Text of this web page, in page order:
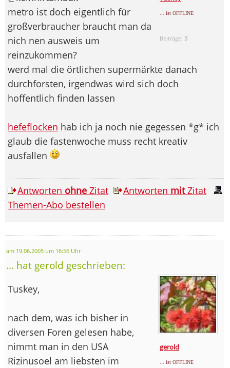
... ist OFFLINE
Beiträge: 3
metro ist doch eigentlich für
großverbraucher braucht man da
nich nen ausweis um
reinzukommen?
werd mal die örtlichen supermärkte danach
durchforsten, irgendwas wird sich doch
hoffentlich finden lassen
hefeflocken hab ich ja noch nie gegessen *g* ich
glaub die fastenwoche muss recht kreativ
ausfallen
Antworten ohne Zitat Antworten mitZitat
Themen-Abo bestellen
am 19.06.2005 um 16:56 Uhr
... hat gerold geschrieben:
gerold
... ist OFFLINE
Tuskey,
nach dem, was ich bisher in
diversen Foren gelesen habe,
nimmt man in den USA
Rizinusoel am liebsten im